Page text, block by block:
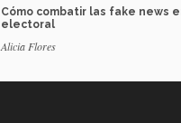
Cómo combatir las fake news
electoral
Alicia Flores